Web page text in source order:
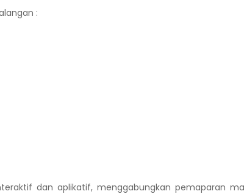
:
dan aplikatif, menggabungkan pemaparan